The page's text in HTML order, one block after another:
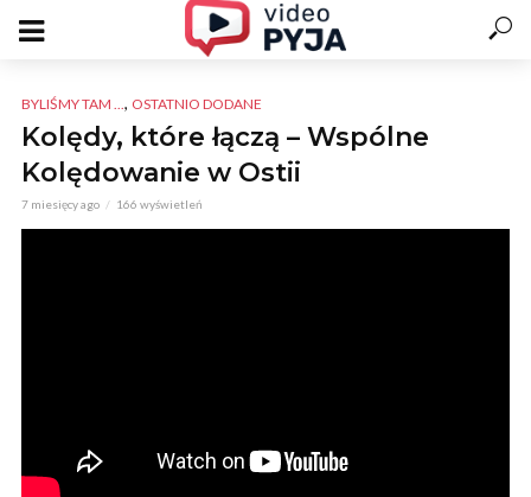
BYLIŚMY TAM ..., OSTATNIO DODANE
Kolędy, które łączą – Wspólne
Kolędowanie w Ostii
7 miesięcy ago 166 wyświetleń